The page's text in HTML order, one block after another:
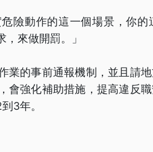
險動作的這一個場景，你
來做開罰。」
業的事前通報機制，並且請
會強化補助措施，提高違反
3年。